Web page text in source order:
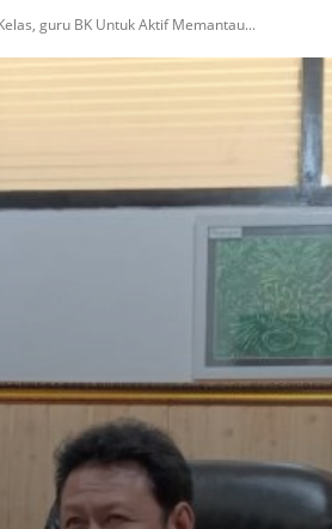
guru BK Untuk Aktif Memantau...